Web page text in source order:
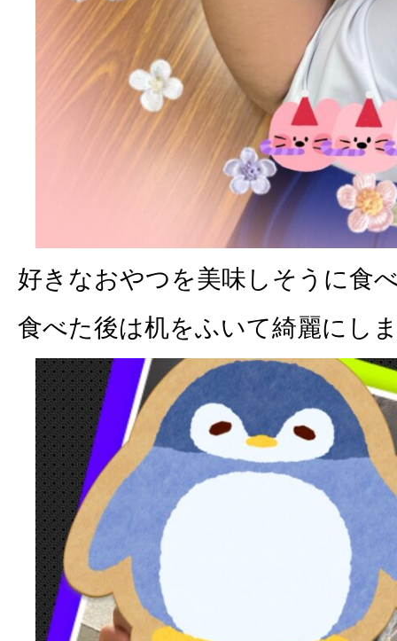
好きなおやつを美味しそうに食
食べた後は机をふいて綺麗にし